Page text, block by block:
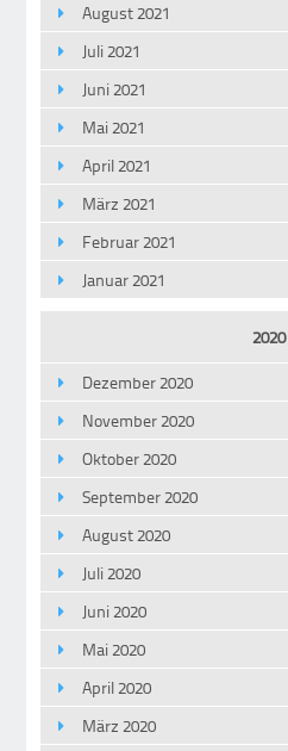
August 2021
Juli 2021
Juni 2021
Mai 2021
April 2021
März 2021
Februar 2021
Januar 2021
2020
Dezember 2020
November 2020
Oktober 2020
September 2020
August 2020
Juli 2020
Juni 2020
Mai 2020
April 2020
März 2020